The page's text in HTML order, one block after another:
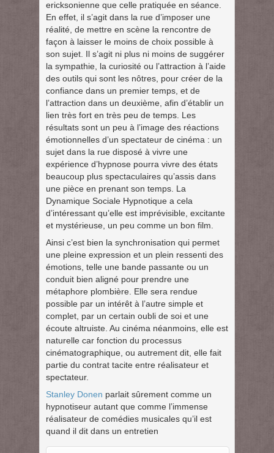
ericksonienne que celle pratiquée en séance.
En effet, il s’agit dans la rue d’imposer une
réalité, de mettre en scène la rencontre de
façon à laisser le moins de choix possible à
son sujet. Il s’agit ni plus ni moins de suggérer
la sympathie, la curiosité ou l’attraction à l’aide
des outils qui sont les nôtres, pour créer de la
confiance dans un premier temps, et de
l’attraction dans un deuxième, afin d’établir un
lien très fort en très peu de temps. Les
résultats sont un peu à l’image des réactions
émotionnelles d’un spectateur de cinéma : un
sujet dans la rue disposé à vivre une
expérience d’hypnose pourra vivre des états
beaucoup plus spectaculaires qu’assis dans
une pièce en prenant son temps. La
Dynamique Sociale Hypnotique a cela
d’intéressant qu’elle est imprévisible, excitante
et mystérieuse, un peu comme un bon film.
Ainsi c’est bien la synchronisation qui permet
une pleine expression et un plein ressenti des
émotions, telle une bande passante ou un
conduit bien aligné pour prendre une
métaphore plombière. Elle sera rendue
possible par un intérêt à l’autre simple et
complet, par un certain oubli de soi et une
écoute altruiste. Au cinéma néanmoins, elle est
naturelle car fonction du processus
cinématographique, ou autrement dit, elle fait
partie du contrat tacite entre réalisateur et
spectateur.
Stanley Donen parlait sûrement comme un
hypnotiseur autant que comme l’immense
réalisateur de comédies musicales qu’il est
quand il dit dans un entretien